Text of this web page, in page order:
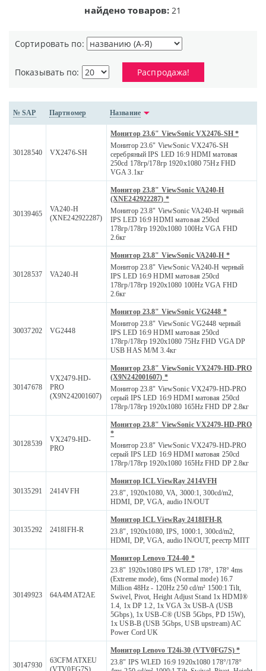
найдено товаров: 21
Сортировать по:
Показывать по: Распродажа!
№ SAP Партномер Название
30128540 VX2476-SH
Монитор 23.6" ViewSonic VX2476-SH *
Монитор 23.6" ViewSonic VX2476-SH
серебряный IPS LED 16:9 HDMI матовая
250cd 178гр/178гр 1920x1080 75Hz FHD
VGA 3.1кг
30139465
VA240-H
(XNE242922287)
Монитор 23.8" ViewSonic VA240-H
(XNE242922287) *
Монитор 23.8" ViewSonic VA240-H черный
IPS LED 16:9 HDMI матовая 250cd
178гр/178гр 1920x1080 100Hz VGA FHD
2.6кг
30128537 VA240-H
Монитор 23.8" ViewSonic VA240-H *
Монитор 23.8" ViewSonic VA240-H черный
IPS LED 16:9 HDMI матовая 250cd
178гр/178гр 1920x1080 100Hz VGA FHD
2.6кг
30037202 VG2448
Монитор 23.8" ViewSonic VG2448 *
Монитор 23.8" ViewSonic VG2448 черный
IPS LED 16:9 HDMI матовая 250cd
178гр/178гр 1920x1080 75Hz FHD VGA DP
USB HAS M/M 3.4кг
30147678
VX2479-HD-
PRO
(X9N242001607)
Монитор 23.8" ViewSonic VX2479-HD-PRO
(X9N242001607) *
Монитор 23.8" ViewSonic VX2479-HD-PRO
серый IPS LED 16:9 HDMI матовая 250cd
178гр/178гр 1920x1080 165Hz FHD DP 2.8кг
30128539
VX2479-HD-
PRO
Монитор 23.8" ViewSonic VX2479-HD-PRO
*
Монитор 23.8" ViewSonic VX2479-HD-PRO
серый IPS LED 16:9 HDMI матовая 250cd
178гр/178гр 1920x1080 165Hz FHD DP 2.8кг
30135291 2414VFH
Монитор ICL ViewRay 2414VFH
23.8", 1920x1080, VA, 3000:1, 300cd/m2,
HDMI, DP, VGA, audio IN/OUT
30135292 2418IFH-R
Монитор ICL ViewRay 2418IFH-R
23.8", 1920x1080, IPS, 1000:1, 300cd/m2,
HDMI, DP, VGA, audio IN/OUT, реестр МПТ
30149923 64A4MAT2AE
Монитор Lenovo T24-40 *
23.8" 1920x1080 IPS WLED 178°, 178° 4ms
(Extreme mode), 6ms (Normal mode) 16.7
Million 48Hz - 120Hz 250 cd/m² 1500:1 Tilt,
Swivel, Pivot, Height Adjust Stand 1x HDMI®
1.4, 1x DP 1.2, 1x VGA 3x USB-A (USB
5Gbps), 1x USB-C® (USB 5Gbps, PD 15W),
1x USB-B (USB 5Gbps, USB upstream) AC
Power Cord UK
30147930
63CFMATXEU
Монитор Lenovo T24i-30 (VTV0FG7S) *
23.8" IPS WLED 16:9 1920x1080 178°/178°